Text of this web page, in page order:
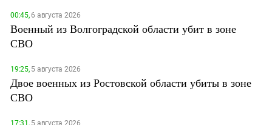
00:45,6 августа 2026
Военный из Волгоградской области убит в зоне
СВО
19:25,5 августа 2026
Двое военных из Ростовской области убиты в зоне
СВО